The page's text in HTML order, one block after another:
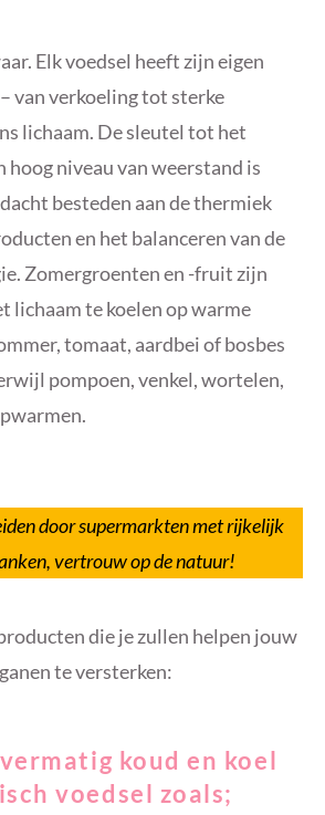
Elk voedsel heeft zijn eigen
van verkoeling tot sterke
lichaam. De sleutel tot het
hoog niveau van weerstand is
besteden aan de thermiek
en het balanceren van de
Zomergroenten en -fruit zijn
lichaam te koelen op warme
tomaat, aardbei of bosbes
pompoen, venkel, wortelen,
door supermarkten met rijkelijk
vertrouw op de natuur!
die je zullen helpen jouw
te versterken:
koud en koel
voedsel zoals;